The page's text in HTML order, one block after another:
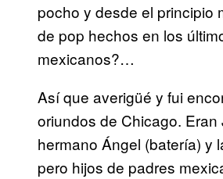
pocho y desde el principio
de pop hechos en los
mexicanos?…
Así que averigüé y fui
oriundos de Chicago.
hermano Ángel (batería) y
pero hijos de padres